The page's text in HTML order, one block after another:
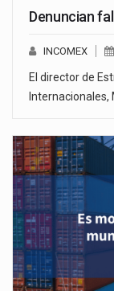
Denuncian
INCOMEX
El director de
Internacionales,